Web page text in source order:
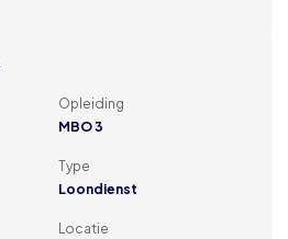
Opleiding
MBO 3
Type
Loondienst
Locatie